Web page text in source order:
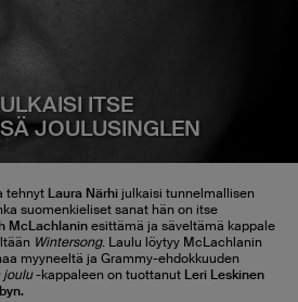
ITSE
JOULUSINGLEN
tehnyt Laura Närhi julkaisi tunnelmallisen
suomenkieliset sanat hän on itse
McLachlaninesittämä ja säveltämä kappale
Wintersong. Laulu löytyy McLachlanin
myyneeltä ja Grammy-ehdokkuuden
joulu-kappaleen on tuottanut Leri Leskinen